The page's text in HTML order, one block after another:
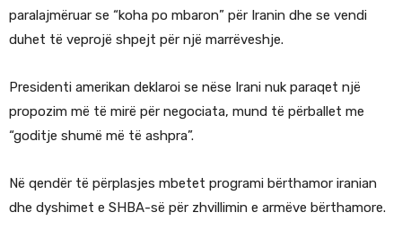
paralajmëruar se “koha po mbaron” për Iranin dhe se vendi
duhet të veprojë shpejt për një marrëveshje.
Presidenti amerikan deklaroi se nëse Irani nuk paraqet një
propozim më të mirë për negociata, mund të përballet me
“goditje shumë më të ashpra”.
Në qendër të përplasjes mbetet programi bërthamor iranian
dhe dyshimet e SHBA-së për zhvillimin e armëve bërthamore.